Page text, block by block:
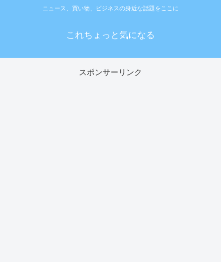
ニュース、買い物、ビジネスの身近な話題をここに
これちょっと気になる
スポンサーリンク